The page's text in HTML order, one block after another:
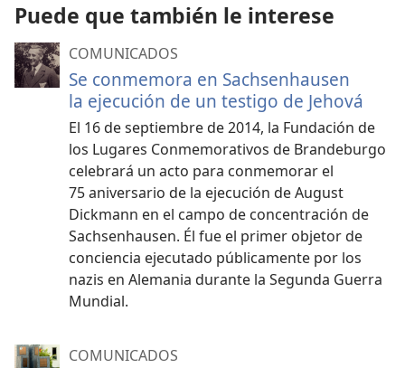
Puede que también le interese
COMUNICADOS
Se conmemora en Sachsenhausen
la ejecución de un testigo de Jehová
El 16 de septiembre de 2014, la Fundación de
los Lugares Conmemorativos de Brandeburgo
celebrará un acto para conmemorar el
75 aniversario de la ejecución de August
Dickmann en el campo de concentración de
Sachsenhausen. Él fue el primer objetor de
conciencia ejecutado públicamente por los
nazis en Alemania durante la Segunda Guerra
Mundial.
COMUNICADOS